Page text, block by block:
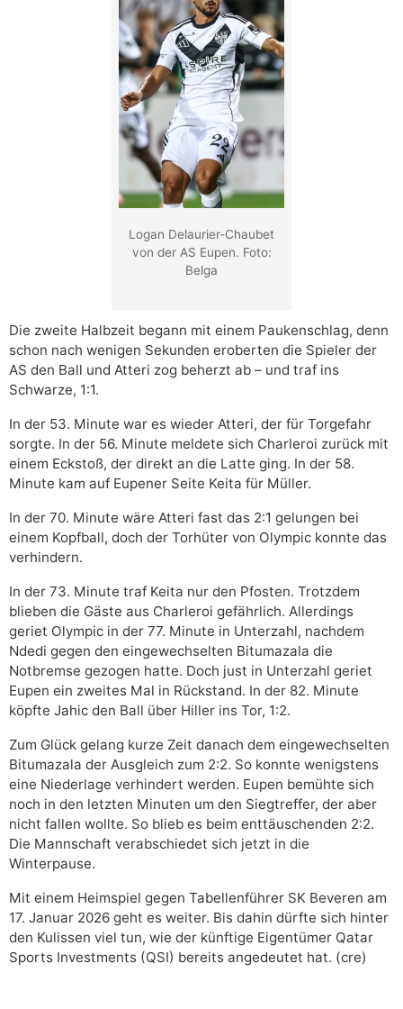
Logan Delaurier-Chaubet
von der AS Eupen. Foto:
Belga
Die zweite Halbzeit begann mit einem Paukenschlag, denn
schon nach wenigen Sekunden eroberten die Spieler der
AS den Ball und Atteri zog beherzt ab – und traf ins
Schwarze, 1:1.
In der 53. Minute war es wieder Atteri, der für Torgefahr
sorgte. In der 56. Minute meldete sich Charleroi zurück mit
einem Eckstoß, der direkt an die Latte ging. In der 58.
Minute kam auf Eupener Seite Keita für Müller.
In der 70. Minute wäre Atteri fast das 2:1 gelungen bei
einem Kopfball, doch der Torhüter von Olympic konnte das
verhindern.
In der 73. Minute traf Keita nur den Pfosten. Trotzdem
blieben die Gäste aus Charleroi gefährlich. Allerdings
geriet Olympic in der 77. Minute in Unterzahl, nachdem
Ndedi gegen den eingewechselten Bitumazala die
Notbremse gezogen hatte. Doch just in Unterzahl geriet
Eupen ein zweites Mal in Rückstand. In der 82. Minute
köpfte Jahic den Ball über Hiller ins Tor, 1:2.
Zum Glück gelang kurze Zeit danach dem eingewechselten
Bitumazala der Ausgleich zum 2:2. So konnte wenigstens
eine Niederlage verhindert werden. Eupen bemühte sich
noch in den letzten Minuten um den Siegtreffer, der aber
nicht fallen wollte. So blieb es beim enttäuschenden 2:2.
Die Mannschaft verabschiedet sich jetzt in die
Winterpause.
Mit einem Heimspiel gegen Tabellenführer SK Beveren am
17. Januar 2026 geht es weiter. Bis dahin dürfte sich hinter
den Kulissen viel tun, wie der künftige Eigentümer Qatar
Sports Investments (QSI) bereits angedeutet hat. (cre)